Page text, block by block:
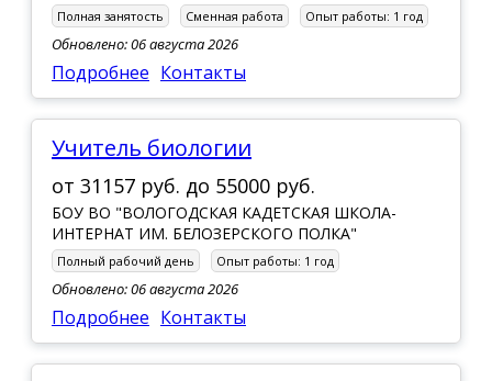
Полная занятость Сменная работа Опыт работы: 1 год
Обновлено: 06 августа 2026
Подробнее Контакты
учитель биологии
от 31157 руб. до 55000 руб.
БОУ ВО "ВОЛОГОДСКАЯ КАДЕТСКАЯ ШКОЛА-
ИНТЕРНАТ ИМ. БЕЛОЗЕРСКОГО ПОЛКА"
Полный рабочий день Опыт работы: 1 год
Обновлено: 06 августа 2026
Подробнее Контакты